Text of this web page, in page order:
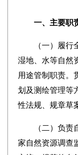
一、主要职
（一）履行全
湿地、水等自然
用途管制职责。
划及测绘管理等
性法规、规章草
（二）负责自
家自然资源调查